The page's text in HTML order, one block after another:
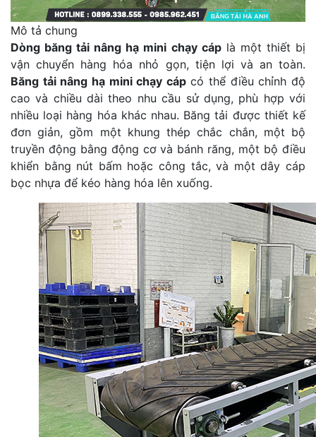
Mô tả chung
Dòng băng tải nâng hạ mini chạy cáplà một thiết bị
vận chuyển hàng hóa nhỏ gọn, tiện lợi và an toàn.
Băng tải nâng hạ mini chạy cápcó thể điều chỉnh độ
cao và chiều dài theo nhu cầu sử dụng, phù hợp với
nhiều loại hàng hóa khác nhau. Băng tải được thiết kế
đơn giản, gồm một khung thép chắc chắn, một bộ
truyền động bằng động cơ và bánh răng, một bộ điều
khiển bằng nút bấm hoặc công tắc, và một dây cáp
bọc nhựa để kéo hàng hóa lên xuống.